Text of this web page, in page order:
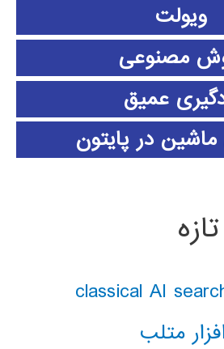
ویولت
مصنوعی
عمیق
ماشین در پایتون
متلب